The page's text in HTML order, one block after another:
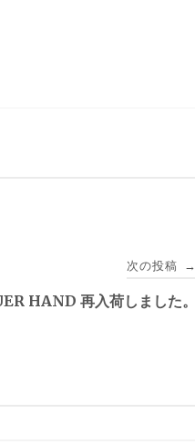
次の投稿 →
HAND 再入荷しました。